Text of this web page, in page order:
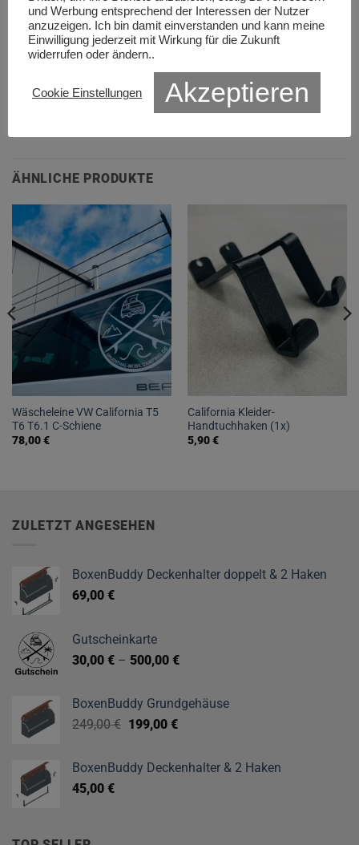
Das Material kann evtl. an den Seiten leichte spalten vom
Fügen des Bambus aufweisen.
Die obere Sicht- und Nutzseite ist immer einwandfrei!
Nutzung auf eigene Gefahr!
ÄHNLICHE PRODUKTE
Wäscheleine VW California T5
T6 T6.1 C-Schiene
78,00€
California Kleider-
Handtuchhaken (1x)
5,90€
ZULETZT ANGESEHEN
BoxenBuddy Deckenhalter doppelt & 2 Haken
69,00 €
Gutscheinkarte
30,00 € – 500,00 €
BoxenBuddy Grundgehäuse
249,00€ Ursprünglicher
249,00 €
199,00 €Aktueller
199,00 €.
BoxenBuddy Deckenhalter & 2 Haken
45,00 €
und Werbung entsprechend der Interessen der Nutzer
anzuzeigen. Ich bin damit einverstanden und kann meine
Einwilligung jederzeit mit Wirkung für die Zukunft
widerrufen oder ändern..
Cookie Einstellungen Akzeptieren